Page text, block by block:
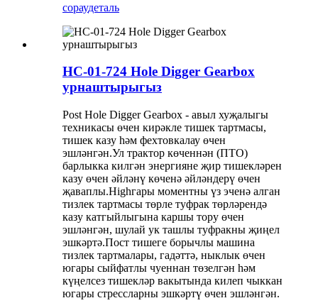
сораудеталь
HC-01-724 Hole Digger Gearbox
урнаштырыгыз
Post Hole Digger Gearbox - авыл хуҗалыгы
техникасы өчен кирәкле тишек тартмасы,
тишек казу һәм фехтовкалау өчен
эшләнгән.Ул трактор көченнән (ПТО)
барлыкка килгән энергияне җир тишекләрен
казу өчен әйләнү көченә әйләндерү өчен
җаваплы.Highгары моментны үз эченә алган
тизлек тартмасы төрле туфрак төрләрендә
казу катгыйлыгына каршы тору өчен
эшләнгән, шулай ук ​​ташлы туфракны җиңел
эшкәртә.Пост тишеге борычлы машина
тизлек тартмалары, гадәттә, ныклык өчен
югары сыйфатлы чуеннан төзелгән һәм
күңелсез тишекләр вакытында килеп чыккан
югары стрессларны эшкәртү өчен эшләнгән.